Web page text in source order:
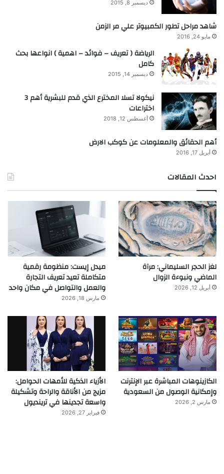
ديسمبر 8, 2015
شاهد مراحل تطور الكمبيوتر علي مر الزمن
مايو 24, 2016
الرياضة ( تعريف – فوائد – اهمية ) انواعها بحث
كامل
ديسمبر 14, 2015
نيكولا تسلا المخترع الذي قدم للبشرية أهم 3
اختراعات
أغسطس 12, 2018
أهم الحقائق والمعلومات عن كوكب الارض
أبريل 17, 2016
احدث المقالات
لغز الحجر السليماني: مرآة
الماضي ونبوءة الزوال
أبريل 12, 2026
ميدل إيست: منظومة رقمية
متكاملة تعيد تعريف التجارة
والعمل والتواصل في مكان واحد
مارس 18, 2026
الكازينوهات المباشرة عبر الإنترنت
وإمكانية الوصول من السعودية
مارس 2, 2026
الأزياء الذكية للأمهات الحوامل:
مزيج من الأناقة والراحة وتشكيلة
واسعة تجدينها في ترينديول
فبراير 27, 2026